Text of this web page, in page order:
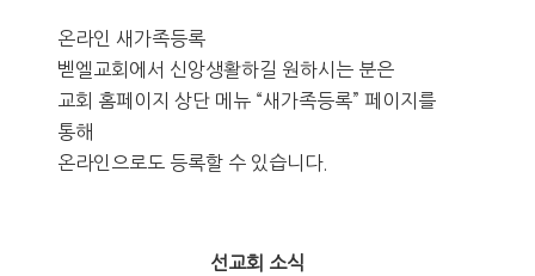
온라인 새가족등록
벧엘교회에서 신앙생활하길 원하시는 분은
교회 홈페이지 상단 메뉴 “새가족등록” 페이지를
통해
온라인으로도 등록할 수 있습니다.
선교회 소식